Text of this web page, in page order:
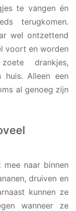
te vangen én
terugkomen.
wel ontzettend
voort en worden
drankjes,
huis. Alleen een
al genoeg zijn
naar binnen
druiven en
kunnen ze
wanneer ze